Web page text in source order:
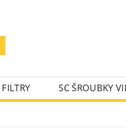
FILTRY
SC ŠROUBKY